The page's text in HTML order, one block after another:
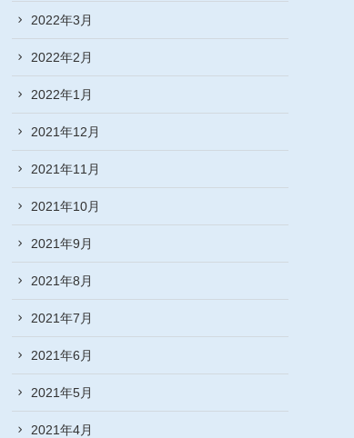
2022年3月
2022年2月
2022年1月
2021年12月
2021年11月
2021年10月
2021年9月
2021年8月
2021年7月
2021年6月
2021年5月
2021年4月